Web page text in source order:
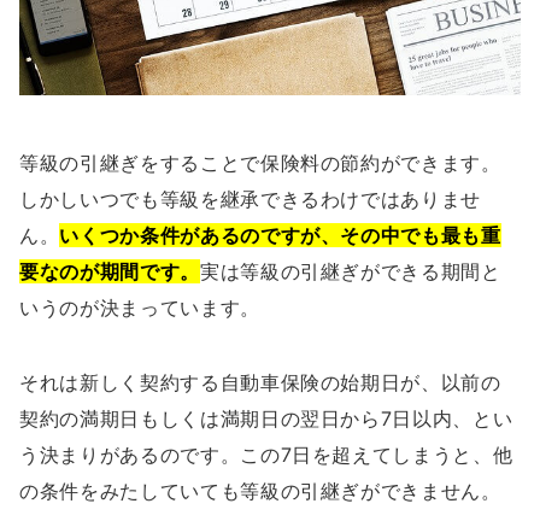
等級の引継ぎをすることで保険料の節約ができます。
しかしいつでも等級を継承できるわけではありませ
ん。 いくつか条件があるのですが、その中でも最も重
要なのが期間です。 実は等級の引継ぎができる期間と
いうのが決まっています。
それは新しく契約する自動車保険の始期日が、以前の
契約の満期日もしくは満期日の翌日から7日以内、とい
う決まりがあるのです。この7日を超えてしまうと、他
の条件をみたしていても等級の引継ぎができません。